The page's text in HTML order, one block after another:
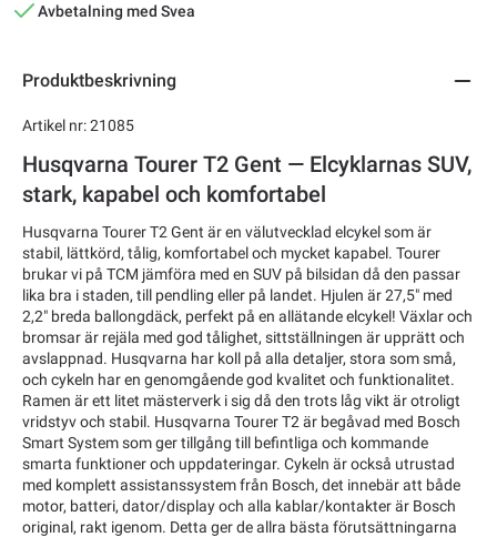
Avbetalning med Svea
Produktbeskrivning
Artikel nr: 21085
Husqvarna Tourer T2 Gent — Elcyklarnas SUV,
stark, kapabel och komfortabel
Husqvarna Tourer T2 Gent är en välutvecklad elcykel som är
stabil, lättkörd, tålig, komfortabel och mycket kapabel. Tourer
brukar vi på TCM jämföra med en SUV på bilsidan då den passar
lika bra i staden, till pendling eller på landet. Hjulen är 27,5" med
2,2" breda ballongdäck, perfekt på en allätande elcykel! Växlar och
bromsar är rejäla med god tålighet, sittställningen är upprätt och
avslappnad. Husqvarna har koll på alla detaljer, stora som små,
och cykeln har en genomgående god kvalitet och funktionalitet.
Ramen är ett litet mästerverk i sig då den trots låg vikt är otroligt
vridstyv och stabil. Husqvarna Tourer T2 är begåvad med Bosch
Smart System som ger tillgång till befintliga och kommande
smarta funktioner och uppdateringar. Cykeln är också utrustad
med komplett assistanssystem från Bosch, det innebär att både
motor, batteri, dator/display och alla kablar/kontakter är Bosch
original, rakt igenom. Detta ger de allra bästa förutsättningarna